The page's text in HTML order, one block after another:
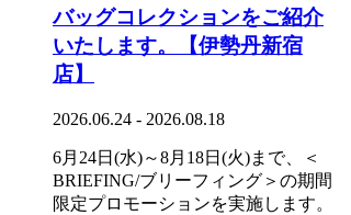
バッグコレクションをご紹介
いたします。【伊勢丹新宿
店】
2026.06.24 - 2026.08.18
6月24日(水)～8月18日(火)まで、＜
BRIEFING/ブリーフィング＞の期間
限定プロモーションを実施します。